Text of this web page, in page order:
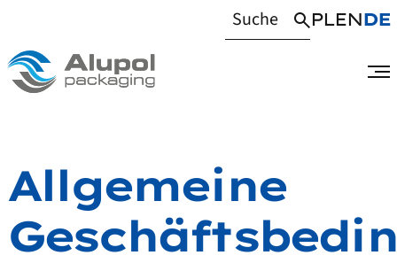
PLENDE
Allgemeine